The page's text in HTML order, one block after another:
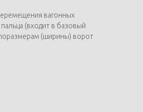
вагонных
(входит в базовый
(ширины) ворот